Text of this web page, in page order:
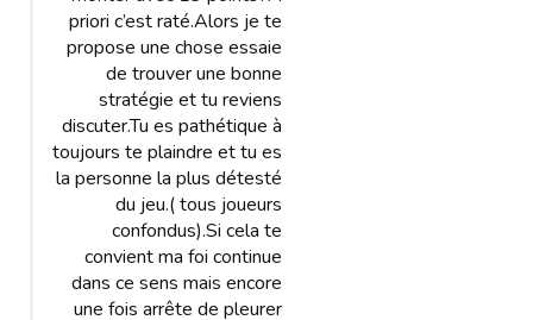
priori c’est raté.Alors je te
propose une chose essaie
de trouver une bonne
stratégie et tu reviens
discuter.Tu es pathétique à
toujours te plaindre et tu es
la personne la plus détesté
du jeu.( tous joueurs
confondus).Si cela te
convient ma foi continue
dans ce sens mais encore
une fois arrête de pleurer